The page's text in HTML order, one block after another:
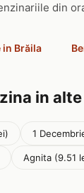
din
in Brăila
in
1
Agnita (9.51